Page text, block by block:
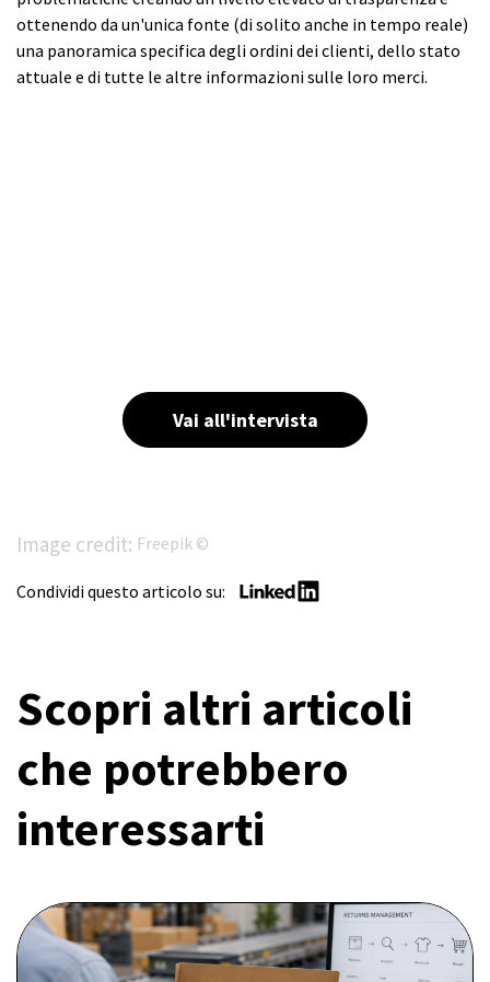
ottenendo da un'unica fonte (di solito anche in tempo reale)
una panoramica specifica degli ordini dei clienti, dello stato
attuale e di tutte le altre informazioni sulle loro merci.
Vai all'intervista
Image credit: Freepik ©
Condividi questo articolo su:
Scopri altri articoli
che potrebbero
interessarti